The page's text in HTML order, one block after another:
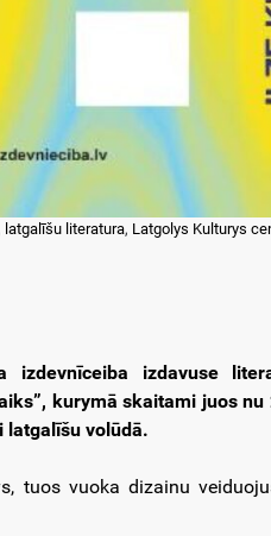
latgalīšu literatura, Latgolys Kulturys
izdevnīceiba izdavuse
kurymā skaitami juos nu
latgalīšu volūdā.
tuos vuoka dizainu